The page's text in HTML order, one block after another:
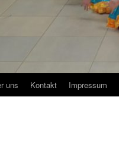
uns Kontakt Impressum